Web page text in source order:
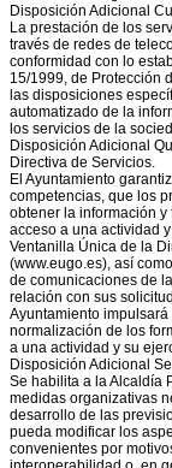
Disposición Adicional
La prestación de los
través de redes de
conformidad con lo
15/1999, de Protección
las disposiciones
automatizado de la
los servicios de la
Disposición Adicional
Directiva de Servicios.
El Ayuntamiento
competencias, que los
obtener la información
acceso a una actividad
Ventanilla Única de la
(www.eugo.es), así
de comunicaciones de
relación con sus
Ayuntamiento
normalización de los
a una actividad y su
Disposición Adicional
Se habilita a la Alcaldía
medidas organizativas
desarrollo de las
pueda modificar los
convenientes por